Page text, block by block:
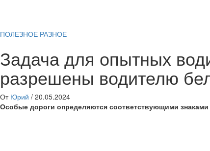
ПОЛЕЗНОЕ РАЗНОЕ
Задача для опытных
разрешены водителю
От Юрий / 20.05.2024
Особые дороги определяются соответствующими